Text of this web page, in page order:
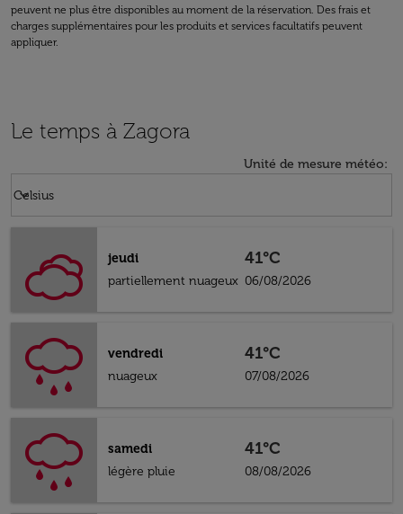
peuvent ne plus être disponibles au moment de la réservation. Des frais et
charges supplémentaires pour les produits et services facultatifs peuvent
appliquer.
Le temps à Zagora
Unité de mesure météo:
Celsius
keyboard_arrow_down
jeudi
partiellement nuageux
41°C
06/08/2026
vendredi
nuageux
41°C
07/08/2026
samedi
légère pluie
41°C
08/08/2026